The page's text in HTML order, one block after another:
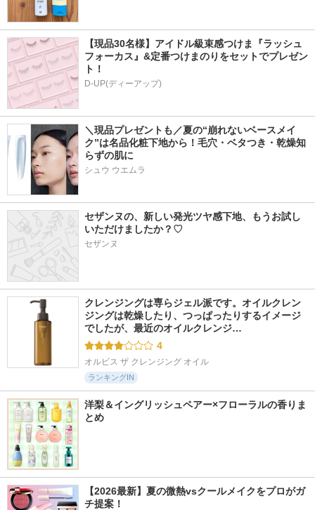
【現品30名様】アイドル級束感つけま『ラッシュ
フォーカス』&定番つけまのりをセットでプレゼン
ト！
D-UP(ディーアップ)
＼現品プレゼントも／夏の“崩れないベースメイ
ク”は名品化粧下地から！毛穴・ベタつき・乾燥知
らずの肌に
シュウ ウエムラ
セザンヌの、新しい発光ツヤ感下地、もうお試し
いただけましたか？♡
セザンヌ
クレンジングは専らジェル派です。オイルクレン
ジングは乾燥したり、つっぱったりするイメージ
でしたが、最近のオイルクレンジ…
4
オルビス ザ クレンジング オイル
ランキングIN
洋梨＆イングリッシュペアー×フローラルの香りま
とめ
【2026最新】夏の微熱vsクールメイクをプロがガ
チ提案！